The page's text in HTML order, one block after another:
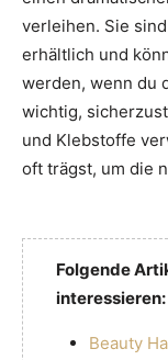
verleihen. Sie
erhältlich und
werden, wenn du
wichtig,
und Klebstoffe
oft trägst, um die
Folgende
interessieren:
Beauty